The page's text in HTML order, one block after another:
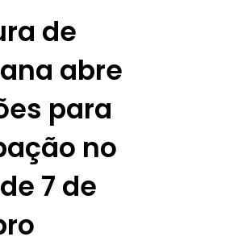
de
abre
para
no
7 de